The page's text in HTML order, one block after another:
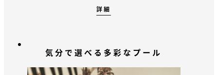
詳細
気分で選べる多彩なプール